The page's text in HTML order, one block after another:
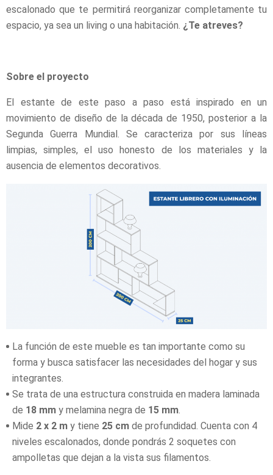
escalonado que te permitirá reorganizar completamente tu
espacio, ya sea un living o una habitación. ¿Te atreves?
Sobre el proyecto
El estante de este paso a paso está inspirado en un
movimiento de diseño de la década de 1950, posterior a la
Segunda Guerra Mundial. Se caracteriza por sus líneas
limpias, simples, el uso honesto de los materiales y la
ausencia de elementos decorativos.
La función de este mueble es tan importante como su
forma y busca satisfacer las necesidades del hogar y sus
integrantes.
Se trata de una estructura construida en madera laminada
de 18 mm y melamina negra de 15 mm.
Mide 2 x 2 m y tiene 25 cm de profundidad. Cuenta con 4
niveles escalonados, donde pondrás 2 soquetes con
ampolletas que dejan a la vista sus filamentos.